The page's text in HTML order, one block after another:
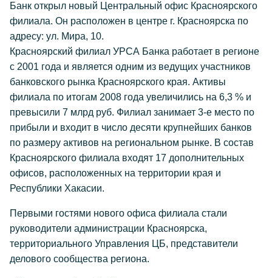
Банк открыл новый Центральный офис Красноярского
филиала. Он расположен в центре г. Красноярска по
адресу: ул. Мира, 10.
Красноярский филиал УРСА Банка работает в регионе
с 2001 года и является одним из ведущих участников
банковского рынка Красноярского края. Активы
филиала по итогам 2008 года увеличились на 6,3 % и
превысили 7 млрд руб. Филиал занимает 3-е место по
прибыли и входит в число десяти крупнейших банков
по размеру активов на региональном рынке. В состав
Красноярского филиала входят 17 дополнительных
офисов, расположенных на территории края и
Республики Хакасии.
Первыми гостями нового офиса филиала стали
руководители администрации Красноярска,
территориального Управления ЦБ, представители
делового сообщества региона.